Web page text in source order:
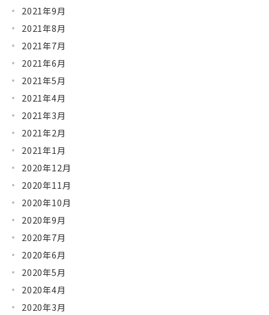
2021年9月
2021年8月
2021年7月
2021年6月
2021年5月
2021年4月
2021年3月
2021年2月
2021年1月
2020年12月
2020年11月
2020年10月
2020年9月
2020年7月
2020年6月
2020年5月
2020年4月
2020年3月